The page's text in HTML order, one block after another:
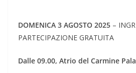
DOMENICA 3 AGOSTO 2025 –
PARTECIPAZIONE GRATUITA
Dalle 09.00, Atrio del Carmine